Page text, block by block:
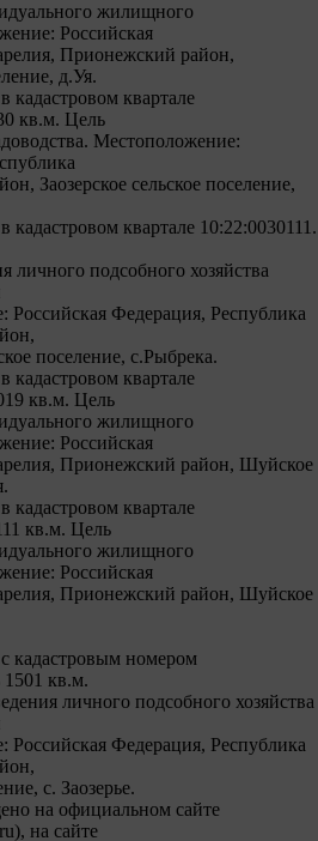
жилищного
Российская
Прионежский район,
д.Уя.
кадастровом квартале
кв.м. Цель
Местоположение:
Заозерское сельское поселение,
кадастровом квартале 10:22:0030111.
личного подсобного хозяйства
Российская Федерация, Республика
поселение, с.Рыбрека.
кадастровом квартале
кв.м. Цель
жилищного
Российская
Прионежский район, Шуйское
кадастровом квартале
кв.м. Цель
жилищного
Российская
Прионежский район, Шуйское
кадастровым номером
кв.м.
личного подсобного хозяйства
Российская Федерация, Республика
с. Заозерье.
на официальном сайте
на сайте